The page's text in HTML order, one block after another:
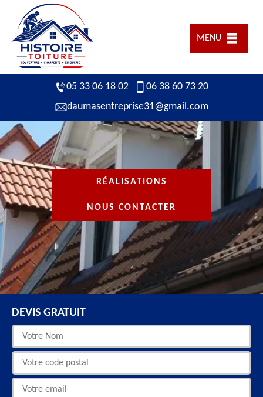
MENU
05 33 06 18 02
06 38 60 73 20
daumasentreprise31@gmail.com
RÉALISATIONS
NOUS CONTACTER
DEVIS GRATUIT